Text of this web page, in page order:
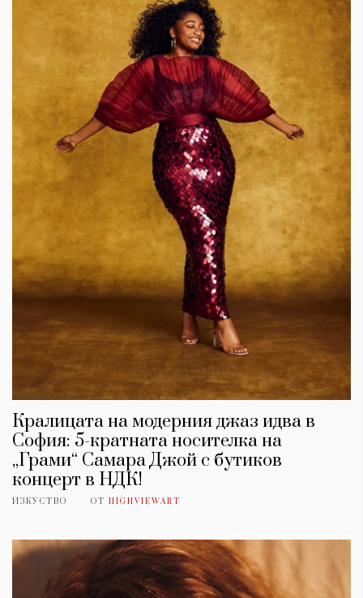
Кралицата на модерния джаз идва в
София: 5-кратната носителка на
„Грами“ Самара Джой с бутиков
концерт в НДК!
ИЗКУСТВО ОТ HIGHVIEWART